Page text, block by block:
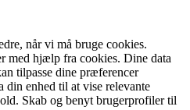
når vi må bruge cookies.
med hjælp fra cookies. Dine data
tilpasse dine præferencer
enhed til at vise relevante
Skab og benyt brugerprofiler til